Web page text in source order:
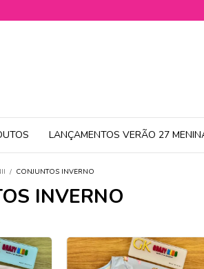
LANÇAMENTOS VERÃO 27
/ CONJUNTOS INVERNO
INVERNO